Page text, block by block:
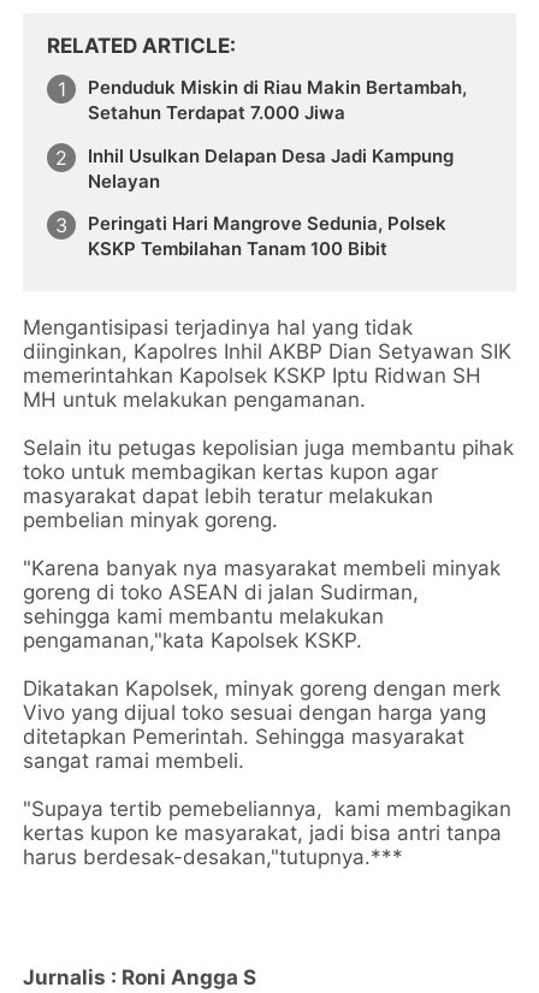
RELATED ARTICLE
Penduduk Miskin di Riau Makin Bertambah,
Setahun Terdapat 7.000 Jiwa
Inhil Usulkan Delapan Desa Jadi Kampung
Nelayan
Peringati Hari Mangrove Sedunia, Polsek
KSKP Tembilahan Tanam 100 Bibit
Mengantisipasi terjadinya hal yang tidak
diinginkan, Kapolres Inhil AKBP Dian Setyawan SIK
memerintahkan Kapolsek KSKP Iptu Ridwan SH
MH untuk melakukan pengamanan.
Selain itu petugas kepolisian juga membantu pihak
toko untuk membagikan kertas kupon agar
masyarakat dapat lebih teratur melakukan
pembelian minyak goreng.
"Karena banyak nya masyarakat membeli minyak
goreng di toko ASEAN di jalan Sudirman,
sehingga kami membantu melakukan
pengamanan,"kata Kapolsek KSKP.
Dikatakan Kapolsek, minyak goreng dengan merk
Vivo yang dijual toko sesuai dengan harga yang
ditetapkan Pemerintah. Sehingga masyarakat
sangat ramai membeli.
"Supaya tertib pemebeliannya, kami membagikan
kertas kupon ke masyarakat, jadi bisa antri tanpa
harus berdesak-desakan,"tutupnya.***
Jurnalis : Roni Angga S